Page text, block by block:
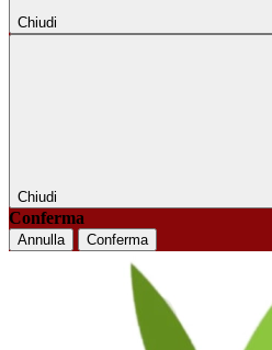
Chiudi
Chiudi
Conferma
Annulla Conferma